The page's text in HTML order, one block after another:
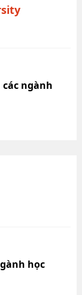
ngành
học